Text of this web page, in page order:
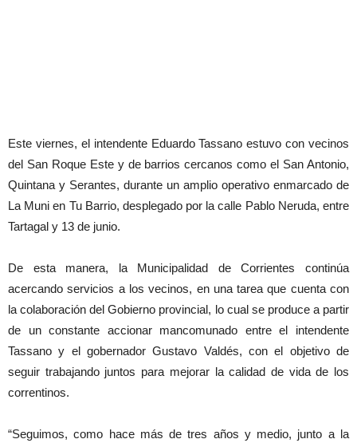
Este viernes, el intendente Eduardo Tassano estuvo con vecinos
del San Roque Este y de barrios cercanos como el San Antonio,
Quintana y Serantes, durante un amplio operativo enmarcado de
La Muni en Tu Barrio, desplegado por la calle Pablo Neruda, entre
Tartagal y 13 de junio.
De esta manera, la Municipalidad de Corrientes continúa
acercando servicios a los vecinos, en una tarea que cuenta con
la colaboración del Gobierno provincial, lo cual se produce a partir
de un constante accionar mancomunado entre el intendente
Tassano y el gobernador Gustavo Valdés, con el objetivo de
seguir trabajando juntos para mejorar la calidad de vida de los
correntinos.
“Seguimos, como hace más de tres años y medio, junto a la